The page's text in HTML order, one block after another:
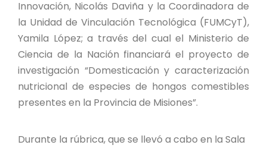
PROGRAMAS Y PROYECTOS
PROGRAMAS
PROYECTO ÁGUILAS DE MISIONES
MONUMENTOS NATURALES
Innovación, Nicolás Daviña y la Coordinadora de
la Unidad de Vinculación Tecnológica (FUMCyT),
Yamila López; a través del cual el Ministerio de
Ciencia de la Nación financiará el proyecto de
investigación “Domesticación y caracterización
nutricional de especies de hongos comestibles
presentes en la Provincia de Misiones”.
Durante la rúbrica, que se llevó a cabo en la Sala